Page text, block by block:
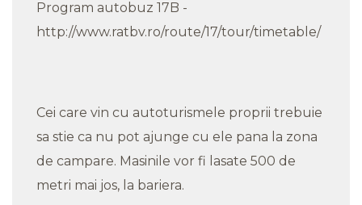
Program autobuz 17B -
http://www.ratbv.ro/route/17/tour/timetable/
Cei care vin cu autoturismele proprii trebuie
sa stie ca nu pot ajunge cu ele pana la zona
de campare. Masinile vor fi lasate 500 de
metri mai jos, la bariera.